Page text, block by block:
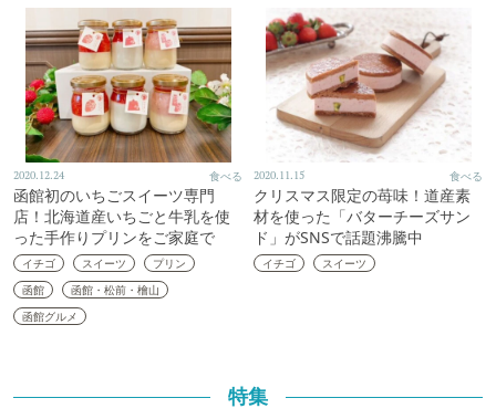
2020.12.24 食べる
函館初のいちごスイーツ専門
店！北海道産いちごと牛乳を使
った手作りプリンをご家庭で
イチゴ スイーツ
プリン
函館
函館・松前・檜山
函館グルメ
2020.11.15 食べる
クリスマス限定の苺味！道産素
材を使った「バターチーズサン
ド」がSNSで話題沸騰中
イチゴ スイーツ
特集